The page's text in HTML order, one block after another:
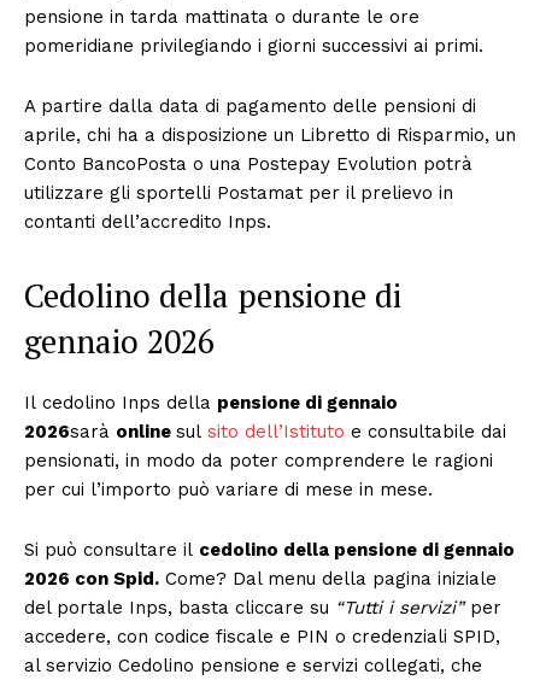
pensione in tarda mattinata o durante le ore
pomeridiane privilegiando i giorni successivi ai primi.
A partire dalla data di pagamento delle pensioni di
aprile, chi ha a disposizione un Libretto di Risparmio, un
Conto BancoPosta o una Postepay Evolution potrà
utilizzare gli sportelli Postamat per il prelievo in
contanti dell’accredito Inps.
Cedolino della pensione di
gennaio 2026
Il cedolino Inps della pensione di gennaio
2026sarà online sul sito dell’Istituto e consultabile dai
pensionati, in modo da poter comprendere le ragioni
per cui l’importo può variare di mese in mese.
Si può consultare il cedolino della pensione di gennaio
2026 con Spid. Come? Dal menu della pagina iniziale
del portale Inps, basta cliccare su “Tutti i servizi”per
accedere, con codice fiscale e PIN o credenziali SPID,
al servizio Cedolino pensione e servizi collegati, che